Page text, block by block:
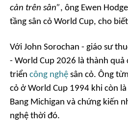
cản trên sân”, ông Ewen
tầng sân cỏ World Cup, cho
Với John Sorochan - giáo sư
- World Cup 2026 là thành
triển công nghệ sân cỏ. Ông
cỏ ở World Cup 1994 khi còn
Bang Michigan và chứng kiến
nghệ thời đó.